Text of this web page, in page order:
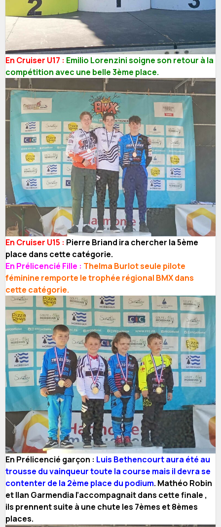
En Cruiser U17 : Emilio Lorenzini soigne son retour à la
compétition avec une belle 3ème place.
En Cruiser U15 : Pierre Briand ira chercher la 5ème
place dans cette catégorie.
En Prélicencié Fille : Thelma Burlot seule pilote
féminine remporte le trophée régional BMX dans
cette catégorie.
En Prélicencié garçon : Luis Bethencourt aura été au
trousse du vainqueur toute la course mais il devra se
contenter de la 2ème place du podium. Mathéo Robin
et Ilan Garmendia l’accompagnait dans cette finale ,
ils prennent suite à une chute les 7èmes et 8èmes
places.